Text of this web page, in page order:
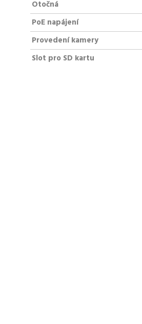
Otočná
PoE napájení
Provedení kamery
Slot pro SD kartu